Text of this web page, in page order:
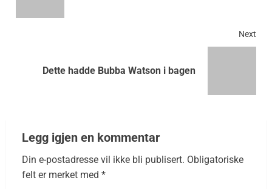
Next
Dette hadde Bubba Watson i bagen
Legg igjen en kommentar
Din e-postadresse vil ikke bli publisert. Obligatoriske
felt er merket med *